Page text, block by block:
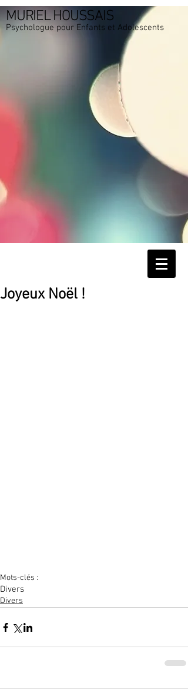
MURIEL HOUSSAIS
Psychologue pour Enfants et Adolescents
Joyeux Noël !
Mots-clés :
Divers
Divers